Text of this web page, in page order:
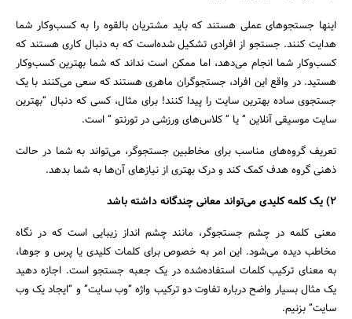
اینها جستجوهای عملی هستند که باید مشتریان بالقوه را به کسب‌وکار شما
هدایت کنند. جستجو از افرادی تشکیل شده‌است که به دنبال کاری هستند که
کسب‌وکار شما انجام می‌دهد، اما ممکن است نداند که شما بهترین کسب‌وکار
هستید. در واقع این افراد، جستجوگران ماهری هستند که سعی می‌کنند با یک
جستجوی ساده بهترین سایت را پیدا کنند! برای مثال، کسی که دنبال “بهترین
سایت موسیقی آنلاین ” یا ” کلاس‌های ورزشی در تورنتو ” است.
تعریف گروه‌های مناسب برای مخاطبین جستجوگر، می‌تواند به شما در حالت
ذهنی گروه هدف کمک کند و درک بهتری از نیازهای آن‌ها به شما بدهد.
۲) یک کلمه کلیدی می‌تواند معانی چندگانه داشته باشد
معنی کلمه در چشم جستجوگر، مانند چشم انداز زیبایی است که در نگاه
مخاطب دیده می‌شود. این امر به خصوص برای کلمات کلیدی یا پرس و جوها،
به معنای ترکیب کلمات استفاده‌شده در یک جعبه جستجو است. اجازه دهید
یک مثال بسیار واضح درباره تفاوت دو ترکیب واژه “وب سایت” و “ایجاد یک وب
سایت” بزنیم.